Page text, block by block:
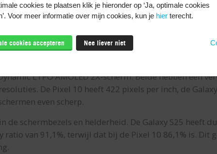
de telefoons gelijk. Beide hebben IP68-certificering
Dus je hoeft je geen zorgen te maken bij regen of
met eigen voordelen
schermformaten. De Pixel 10 heeft een 6,3
LTPO AMOLED 2X-scherm. Beide hebben een
De Pixel 10 heeft 422 pixels per inch, de
even scherp.
de schermbezels en helderheid. De Galaxy S25 heeft
ratio van 91,1%, terwijl dat bij de Pixel 10 86,1% is. Dit
cookies te plaatsen klik je hieronder op ‘Ja, optimale cookies
Voor meer informatie over mijn cookies, kun je hier terecht.
cookies accepteren Nee liever niet